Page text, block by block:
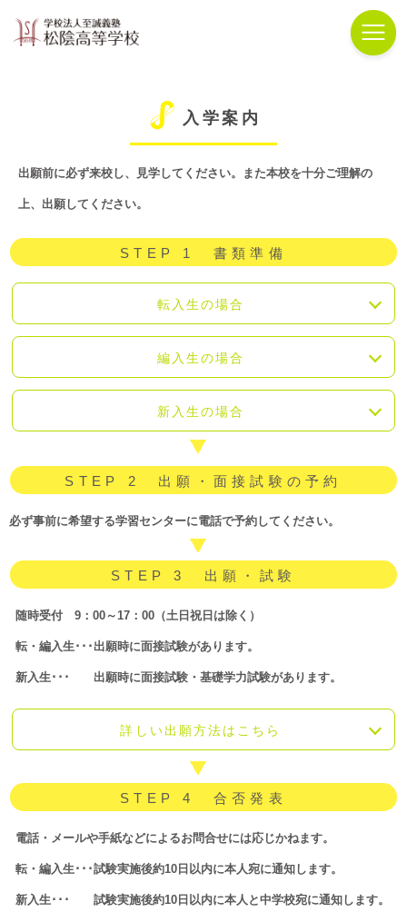
入学案内
出願前に必ず来校し、見学してください。また本校を十分ご理解の
上、出願してください。
STEP 1 書類準備
転入生の場合
編入生の場合
新入生の場合
STEP 2 出願・面接試験の予約
必ず事前に希望する学習センターに電話で予約してください。
STEP 3 出願・試験
随時受付 9：00～17：00（土日祝日は除く）
転・編入生･･･出願時に面接試験があります。
新入生･･･ 出願時に面接試験・基礎学力試験があります。
詳しい出願方法はこちら
STEP 4 合否発表
電話・メールや手紙などによるお問合せには応じかねます。
転・編入生･･･試験実施後約10日以内に本人宛に通知します。
新入生･･･ 試験実施後約10日以内に本人と中学校宛に通知します。